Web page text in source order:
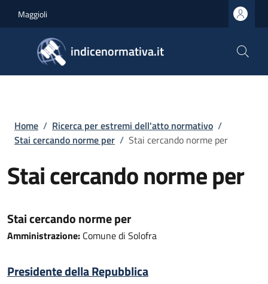
Maggioli
indicenormativa.it
Briciole di pane
Home / Ricerca per estremi dell'atto normativo /
Stai cercando norme per / Stai cercando norme per
Stai cercando norme per
Stai cercando norme per
Amministrazione: Comune di Solofra
Presidente della Repubblica